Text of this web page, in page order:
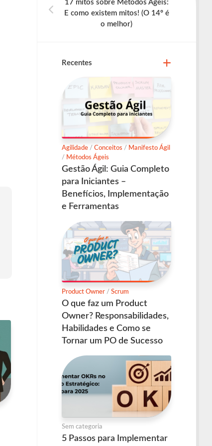
17 mitos sobre Métodos Ágeis:
E como existem mitos! (O 14º é
o melhor)
Recentes
Agilidade / Conceitos / Manifesto Ágil
/ Métodos Ágeis
Gestão Ágil: Guia Completo
para Iniciantes –
Benefícios, Implementação
e Ferramentas
Product Owner / Scrum
O que faz um Product
Owner? Responsabilidades,
Habilidades e Como se
Tornar um PO de Sucesso
Sem categoria
5 Passos para Implementar